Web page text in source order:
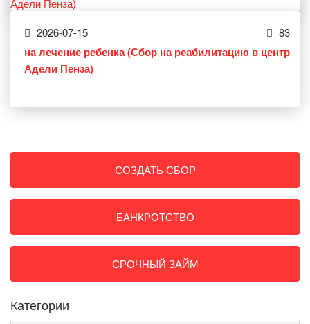
2026-07-15 83
на лечение ребенка (Сбор на реабилитацию в центр
Адели Пенза)
СОЗДАТЬ СБОР
БАНКРОТСТВО
СРОЧНЫЙ ЗАЙМ
Категории